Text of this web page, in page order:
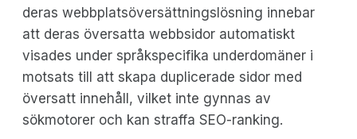
deras webbplatsöversättningslösning innebar
att deras översatta webbsidor automatiskt
visades under språkspecifika underdomäner i
motsats till att skapa duplicerade sidor med
översatt innehåll, vilket inte gynnas av
sökmotorer och kan straffa SEO-ranking.